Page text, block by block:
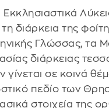
διάρκεια της
Γλώσσας, τα
διάρκειας
σε κοινά
πεδίο των
στοιχεία της